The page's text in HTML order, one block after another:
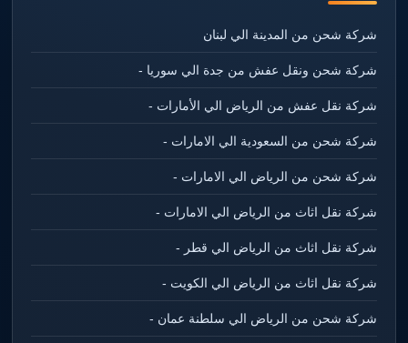
شركة شحن من المدينة الي لبنان
شركة شحن ونقل عفش من جدة الي سوريا -
شركة نقل عفش من الرياض الي الأمارات -
شركة شحن من السعودية الي الامارات -
شركة شحن من الرياض الي الامارات -
شركة نقل اثاث من الرياض الي الامارات -
شركة نقل اثاث من الرياض الي قطر -
شركة نقل اثاث من الرياض الي الكويت -
شركة شحن من الرياض الي سلطنة عمان -